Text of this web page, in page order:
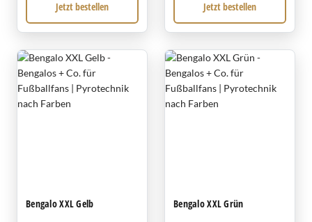
Jetzt bestellen Jetzt bestellen
Bengalo XXL Gelb
Bengalo XXL Grün